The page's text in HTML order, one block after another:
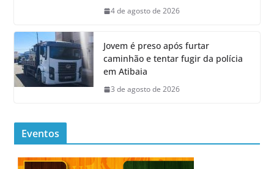
4 de agosto de 2026
Jovem é preso após furtar
caminhão e tentar fugir da polícia
em Atibaia
3 de agosto de 2026
Eventos